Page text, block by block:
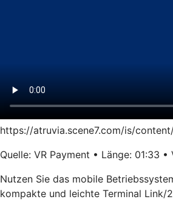
https://atruvia.scene7.com/is/
Quelle: VR Payment • Länge: 01:33
Nutzen Sie das mobile
kompakte und leichte Terminal